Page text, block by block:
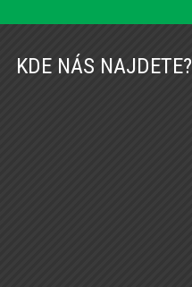
KDE NÁS NAJDETE?